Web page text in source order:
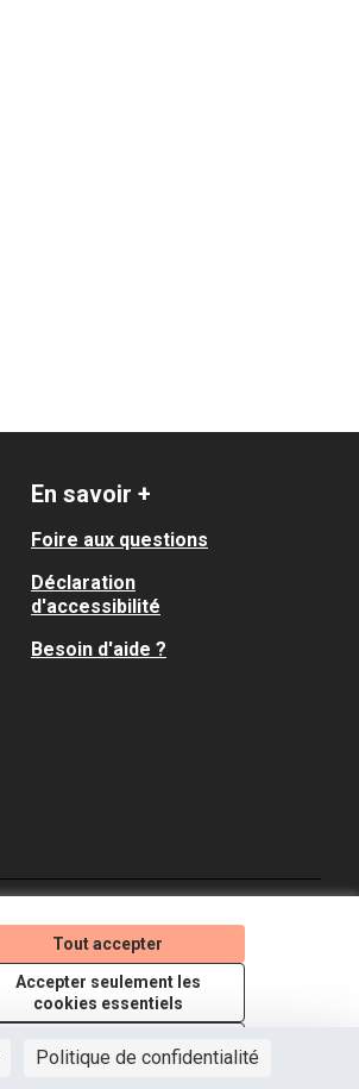
Politique de confidentialité
Tout accepter
Accepter seulement les
cookies essentiels
En savoir +
Foire aux questions
Déclaration
d'accessibilité
Besoin d'aide ?
(Lien externe)
(Lien externe)
(Lien externe)
Licence Creative
(Lien externe)